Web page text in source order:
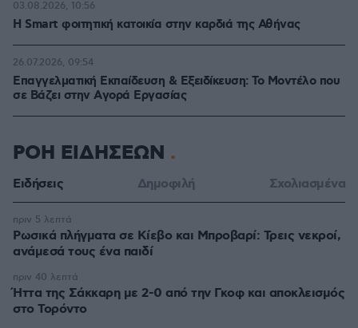
Η Smart φοιτητική κατοικία στην καρδιά της Αθήνας
03.08.2026, 10:56
Επαγγελματική Εκπαίδευση & Εξειδίκευση: Το Mοντέλο που
σε Bάζει στην Aγορά Eργασίας
26.07.2026, 09:54
ΡΟΗ ΕΙΔΗΣΕΩΝ
Ειδήσεις Δημοφιλή Σχολιασμένα
Ρωσικά πλήγματα σε Κίεβο και Μπροβαρί: Τρεις νεκροί,
ανάμεσά τους ένα παιδί
πριν 5 λεπτά
Ήττα της Σάκκαρη με 2-0 από την Γκοφ και αποκλεισμός
στο Τορόντο
πριν 40 λεπτά